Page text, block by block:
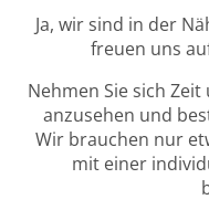
Ja, wir sind in der
freuen uns
Nehmen Sie sich
anzusehen und
Wir brauchen nur
mit einer